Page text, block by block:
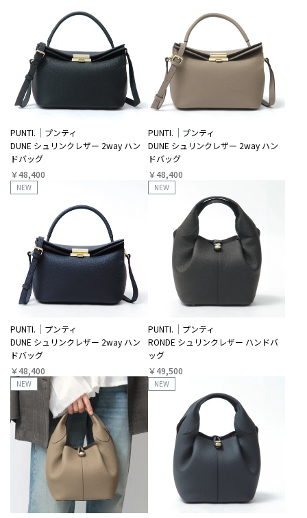
PUNTI.
プンティ
DUNE シュリンクレザー 2way ハン
ドバッグ
￥48,400
PUNTI.
プンティ
DUNE シュリンクレザー 2way ハン
ドバッグ
￥48,400
NEW
PUNTI.
プンティ
DUNE シュリンクレザー 2way ハン
ドバッグ
￥48,400
NEW
PUNTI.
プンティ
RONDE シュリンクレザー ハンドバ
ッグ
￥49,500
NEW NEW